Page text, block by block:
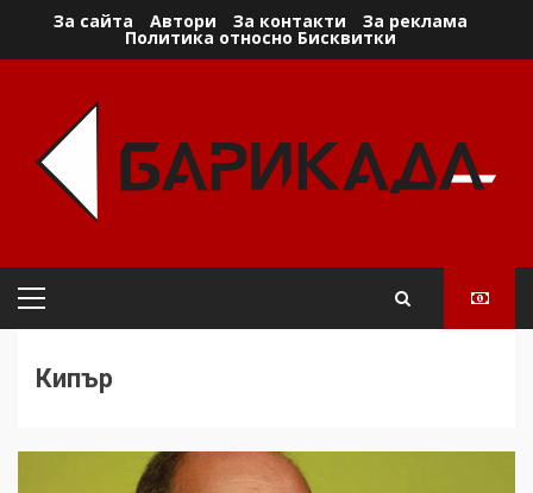
За сайта Автори За контакти За реклама
Политика относно Бисквитки
Primary
Кипър